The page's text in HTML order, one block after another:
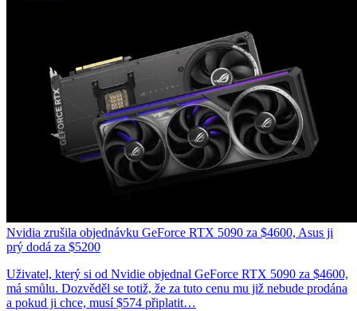
Nvidia zrušila objednávku GeForce RTX 5090 za $4600, Asus ji
prý dodá za $5200
Uživatel, který si od Nvidie objednal GeForce RTX 5090 za $4600,
má smůlu. Dozvěděl se totiž, že za tuto cenu mu již nebude prodána
a pokud ji chce, musí $574 připlatit…